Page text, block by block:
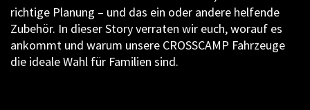
richtige Planung – und das ein oder andere helfende
Zubehör. In dieser Story verraten wir euch, worauf es
ankommt und warum unsere CROSSCAMP Fahrzeuge
die ideale Wahl für Familien sind.